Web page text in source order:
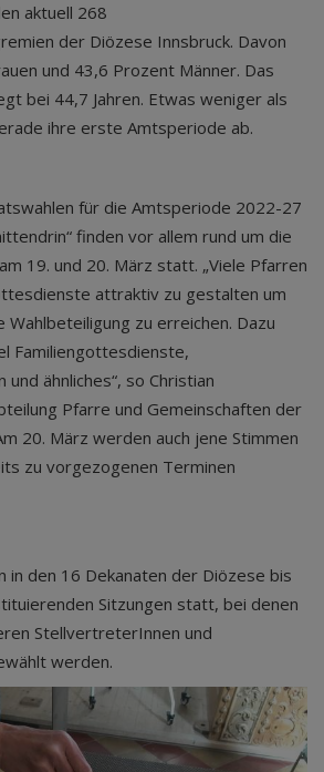
aktuell 268
der Diözese Innsbruck. Davon
und 43,6 Prozent Männer. Das
bei 44,7 Jahren. Etwas weniger als
ihre erste Amtsperiode ab.
für die Amtsperiode 2022-27
finden vor allem rund um die
19. und 20. März statt. „Viele Pfarren
attraktiv zu gestalten um
zu erreichen. Dazu
Familiengottesdienste,
ähnliches“, so Christian
Pfarre und Gemeinschaften der
20. März werden auch jene Stimmen
zu vorgezogenen Terminen
in den 16 Dekanaten der Diözese bis
Sitzungen statt, bei denen
StellvertreterInnen und
werden.